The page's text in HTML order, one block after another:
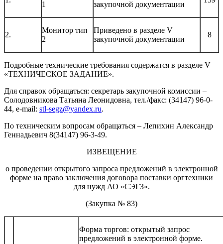
1 закупочной документации
2.
Монитор тип
2
Приведено в разделе V
закупочной документации
8
Подробные технические требования содержатся в разделе V
«ТЕХНИЧЕСКОЕ ЗАДАНИЕ».
Для справок обращаться: секретарь закупочной комиссии –
Солодовникова Татьяна Леонидовна, тел./факс: (34147) 96-0-
44, e-mail: stl-segz@yandex.ru.
По техническим вопросам обращаться – Лепихин Александр
Геннадьевич 8(34147) 96-3-49.
ИЗВЕЩЕНИЕ
о проведении открытого запроса предложений в электронной
форме на право заключения договора поставки оргтехники
для нужд АО «СЭГЗ».
(Закупка № 83)
Форма торгов: открытый запрос
предложений в электронной форме.